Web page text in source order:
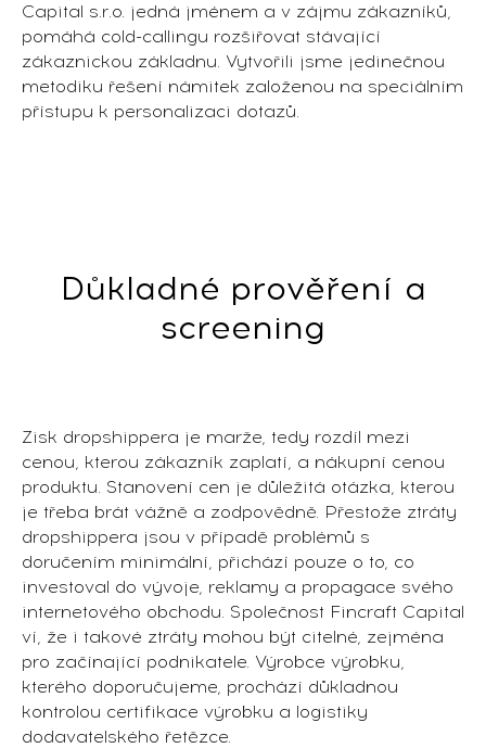
Capital s.r.o. jedná jménem a v zájmu zákazníků,
pomáhá cold-callingu rozšiřovat stávající
zákaznickou základnu. Vytvořili jsme jedinečnou
metodiku řešení námitek založenou na speciálním
přístupu k personalizaci dotazů.
Důkladné prověření a
screening
Zisk dropshippera je marže, tedy rozdíl mezi
cenou, kterou zákazník zaplatí, a nákupní cenou
produktu. Stanovení cen je důležitá otázka, kterou
je třeba brát vážně a zodpovědně. Přestože ztráty
dropshippera jsou v případě problémů s
doručením minimální, přichází pouze o to, co
investoval do vývoje, reklamy a propagace svého
internetového obchodu. Společnost Fincraft Capital
ví, že i takové ztráty mohou být citelné, zejména
pro začínající podnikatele. Výrobce výrobku,
kterého doporučujeme, prochází důkladnou
kontrolou certifikace výrobku a logistiky
dodavatelského řetězce.